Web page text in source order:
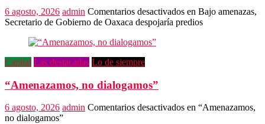
6 agosto, 2026 admin Comentarios desactivados en Bajo amenazas,
Secretario de Gobierno de Oaxaca despojaría predios
Capital Las destacadas Lo de siempre
“Amenazamos, no dialogamos”
6 agosto, 2026 admin Comentarios desactivados en “Amenazamos,
no dialogamos”